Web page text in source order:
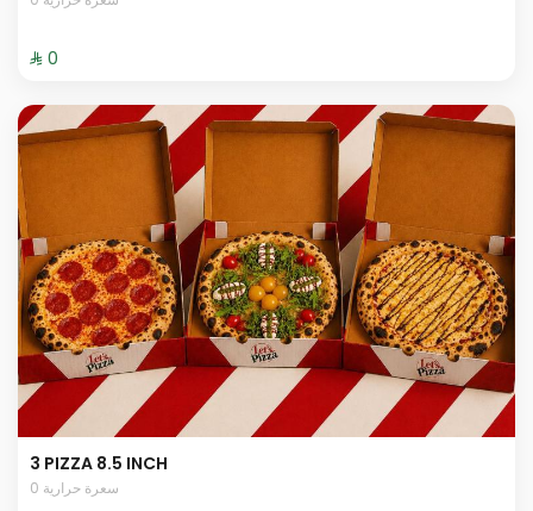
⁨⁦‪‬ 0⁩
3 PIZZA 8.5 INCH
0 سعرة حرارية